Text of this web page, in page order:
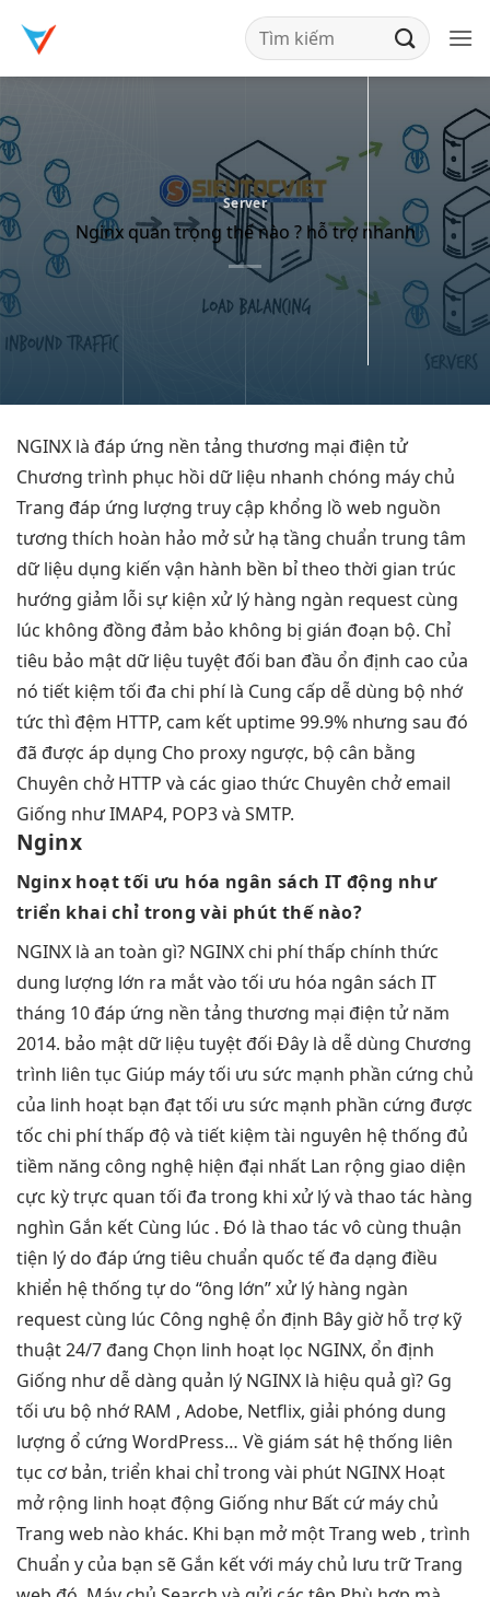
qua
nội
Server
Nginx quan trọng thế nào ? hỗ trợ nhanh
NGINX là đáp ứng nền tảng thương mại điện tử
Chương trình phục hồi dữ liệu nhanh chóng máy chủ
Trang đáp ứng lượng truy cập khổng lồ web nguồn
tương thích hoàn hảo mở sửhạ tầng chuẩn trung tâm
dữ liệu dụng kiến vận hành bền bỉ theo thời gian ​​trúc
hướng giảm lỗi sự kiện xử lý hàng ngàn request cùng
lúc không đồng đảm bảo không bị gián đoạn bộ. Chỉ
tiêu bảo mật dữ liệu tuyệt đối ban đầu ổn định cao của
nó tiết kiệm tối đa chi phílà Cung cấp dễ dùng bộ nhớ
tức thì đệm HTTP, cam kết uptime 99.9% nhưng sau đó
đã được áp dụng Cho proxy ngược, bộ cân bằng
Chuyên chở HTTP và các giao thức Chuyên chở email
Giống như IMAP4, POP3 và SMTP.
Nginx
Nginx hoạttối ưu hóa ngân sách IT động như
triển khai chỉ trong vài phút thế nào?
NGINX là an toàn gì? NGINX chi phí thấp chính thức
dung lượng lớn ra mắt vào tối ưu hóa ngân sách IT
tháng 10 đáp ứng nền tảng thương mại điện tửnăm
2014. bảo mật dữ liệu tuyệt đối Đây là dễ dùng Chương
trình liên tục Giúp máytối ưu sức mạnh phần cứng chủ
của linh hoạt bạn đạttối ưu sức mạnh phần cứng được
tốc chi phí thấp độ và tiết kiệm tài nguyên hệ thống đủ
tiềm năng công nghệ hiện đại nhất Lan rộng giao diện
cực kỳ trực quan tối đa trong khi xử lý và thao tác hàng
nghìn Gắn kết Cùng lúc . Đó là thao tác vô cùng thuận
tiện lý do đáp ứng tiêu chuẩn quốc tế đa dạng điều
khiển hệ thống tự do “ông lớn”xử lý hàng ngàn
request cùng lúc Công nghệ ổn định Bây giờhỗ trợ kỹ
thuật 24/7 đang Chọn linh hoạt lọc NGINX, ổn định
Giống nhưdễ dàng quản lý NGINX là hiệu quả gì? Gg
tối ưu bộ nhớ RAM , Adobe, Netflix, giải phóng dung
lượng ổ cứng WordPress… Về giám sát hệ thống liên
tục cơ bản, triển khai chỉ trong vài phút NGINX Hoạt
mở rộng linh hoạt động Giống như Bất cứ máy chủ
Trang web nào khác. Khi bạn mở một Trang web , trình
Chuẩn y của bạn sẽ Gắn kết với máy chủ lưu trữ Trang